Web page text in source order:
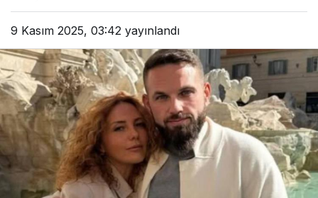
9 Kasım 2025, 03:42 yayınlandı